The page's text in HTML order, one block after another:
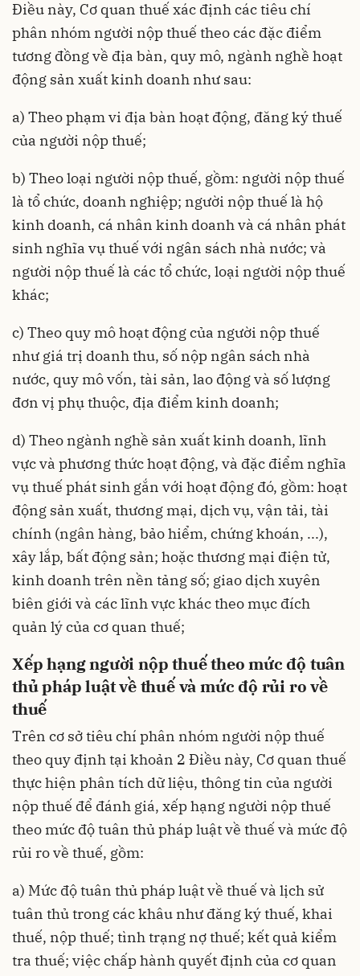
Điều này, Cơ quan thuế xác định các tiêu chí
phân nhóm người nộp thuế theo các đặc điểm
tương đồng về địa bàn, quy mô, ngành nghề hoạt
động sản xuất kinh doanh như sau:
a) Theo phạm vi địa bàn hoạt động, đăng ký thuế
của người nộp thuế;
b) Theo loại người nộp thuế, gồm: người nộp thuế
là tổ chức, doanh nghiệp; người nộp thuế là hộ
kinh doanh, cá nhân kinh doanh và cá nhân phát
sinh nghĩa vụ thuế với ngân sách nhà nước; và
người nộp thuế là các tổ chức, loại người nộp thuế
khác;
c) Theo quy mô hoạt động của người nộp thuế
như giá trị doanh thu, số nộp ngân sách nhà
nước, quy mô vốn, tài sản, lao động và số lượng
đơn vị phụ thuộc, địa điểm kinh doanh;
d) Theo ngành nghề sản xuất kinh doanh, lĩnh
vực và phương thức hoạt động, và đặc điểm nghĩa
vụ thuế phát sinh gắn với hoạt động đó, gồm: hoạt
động sản xuất, thương mại, dịch vụ, vận tải, tài
chính (ngân hàng, bảo hiểm, chứng khoán, ...),
xây lắp, bất động sản; hoặc thương mại điện tử,
kinh doanh trên nền tảng số; giao dịch xuyên
biên giới và các lĩnh vực khác theo mục đích
quản lý của cơ quan thuế;
Xếp hạng người nộp thuế theo mức độ tuân
thủ pháp luật về thuế và mức độ rủi ro về
thuế
Trên cơ sở tiêu chí phân nhóm người nộp thuế
theo quy định tại khoản 2 Điều này, Cơ quan thuế
thực hiện phân tích dữ liệu, thông tin của người
nộp thuế để đánh giá, xếp hạng người nộp thuế
theo mức độ tuân thủ pháp luật về thuế và mức độ
rủi ro về thuế, gồm:
a) Mức độ tuân thủ pháp luật về thuế và lịch sử
tuân thủ trong các khâu như đăng ký thuế, khai
thuế, nộp thuế; tình trạng nợ thuế; kết quả kiểm
tra thuế; việc chấp hành quyết định của cơ quan